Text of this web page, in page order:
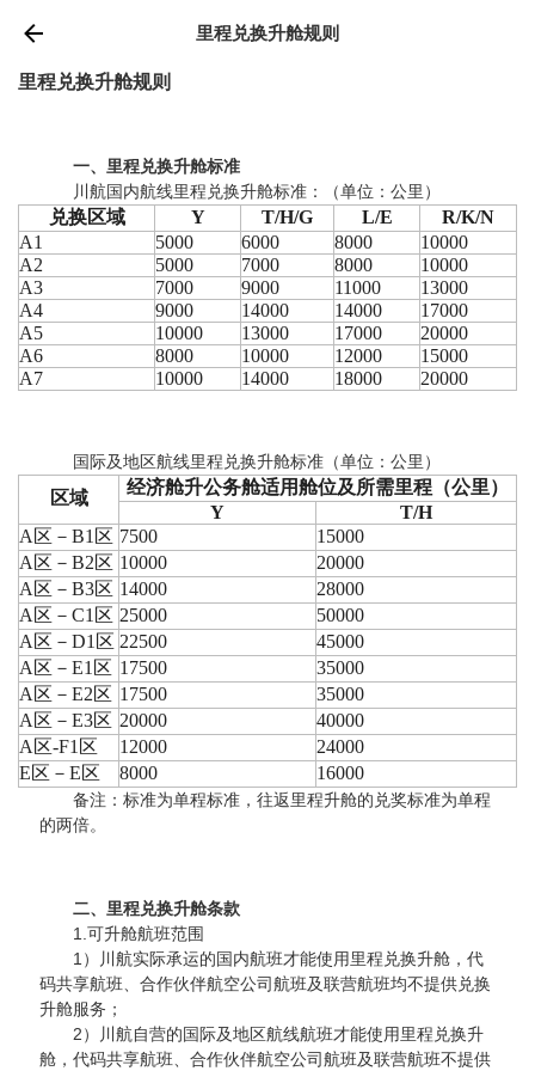
里程兑换升舱规则
里程兑换升舱规则
一、里程兑换升舱标准
川航国内航线里程兑换升舱标准：（单位：公里）
兑换区域 Y T/H/G L/E
R/K/N
A1
5000 6000 8000
10000
A2
5000 7000 8000
10000
A3
7000 9000 11000
13000
A4
9000 14000 14000
17000
A5
10000 13000 17000
20000
A6
8000 10000 12000
15000
A7
10000 14000 18000 20000
国际及地区航线里程兑换升舱标准（单位：公里）
区域
经济舱升公务舱适用舱位及所需里程（公里）
Y
T/H
A区－B1区 7500
15000
A区－B2区 10000
20000
A区－B3区 14000
28000
A区－C1区 25000
50000
A区－D1区 22500
45000
A区－E1区 17500
35000
A区－E2区 17500
35000
A区－E3区 20000
40000
A区-F1区
12000
24000
E区－E区
8000 16000
备注：标准为单程标准，往返里程升舱的兑奖标准为单程
的两倍。
二、里程兑换升舱条款
1.可升舱航班范围
1）川航实际承运的国内航班才能使用里程兑换升舱，代
码共享航班、合作伙伴航空公司航班及联营航班均不提供兑换
升舱服务；
2）川航自营的国际及地区航线航班才能使用里程兑换升
舱，代码共享航班、合作伙伴航空公司航班及联营航班不提供